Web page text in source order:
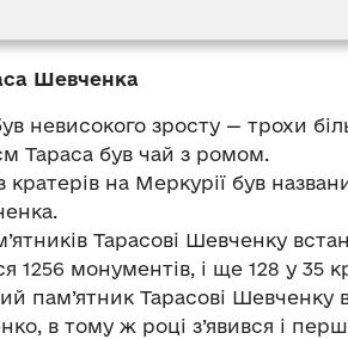
Шевченка
невисокого зросту — трохи
Тараса був чай з ромом.
кратерів на Меркурії був
Тарасові Шевченку
1256 монументів, і ще 128 у 35
пам’ятник Тарасові Шевченку
в тому ж році з’явився і